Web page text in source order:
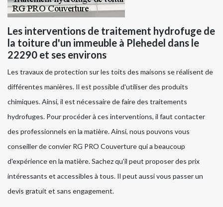
Les interventions de traitement hydrofuge de
la toiture d'un immeuble à Plehedel dans le
22290 et ses environs
Les travaux de protection sur les toits des maisons se réalisent de
différentes manières. Il est possible d'utiliser des produits
chimiques. Ainsi, il est nécessaire de faire des traitements
hydrofuges. Pour procéder à ces interventions, il faut contacter
des professionnels en la matière. Ainsi, nous pouvons vous
conseiller de convier RG PRO Couverture qui a beaucoup
d'expérience en la matière. Sachez qu'il peut proposer des prix
intéressants et accessibles à tous. Il peut aussi vous passer un
devis gratuit et sans engagement.